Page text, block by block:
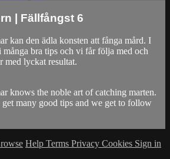
| Fällfångst 6
kan den ädla konsten att fånga mård. I
många bra tips och vi får följa med och
med lyckat resultat.
knows the noble art of catching marten.
many good tips and we get to follow
Help Terms Privacy Cookies Sign in